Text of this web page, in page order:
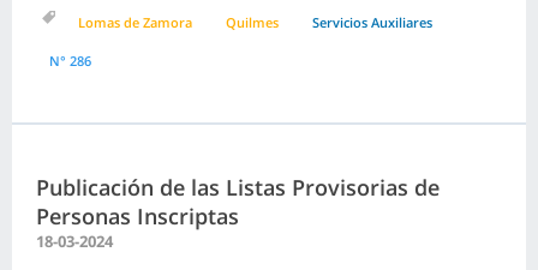
Lomas de Zamora Quilmes Servicios Auxiliares
N° 286
Publicación de las Listas Provisorias de
Personas Inscriptas
18-03-2024